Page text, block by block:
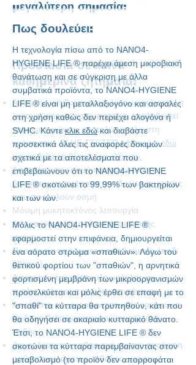
μεγαλύτερη σημασία:
Προστασία σε κοινά
καθημερινά ζητήματα:
Ασφαλής αντιβακτηριακή λειτουργικότητα - η
λειτουργικότητά του μπορεί να επαληθευτεί
χρησιμοποιώντας το πολύ εύκολο στη
χρήση του:BLUE TESTER κάντε κλικ εδώ
για να δείτε το βίντεο του ελέγχου.
Αποτρέπει την οσμή του σώματος: τα
βακτήρια μετατρέπουν τον ιδρώτα σε ουσίες
που προκαλούν οσμή
Μόνιμη μυκητοκτόνος λειτουργία
Απομακρύνει τα ακάρεα της οικιακής
σκόνης
Προστασία από μυκητιασική λοίμωξη (πόδι
αθλητή)
Αποτρέπει την ανάπτυξη μούχλας σε
γυαλιστερές και πορώδεις επιφάνειες
Αποτρέπει τις μικρο γρατσουνιές και μειώνει
τη ζημιά βελτιώνοντας τον συντελεστή
τριβής
Διευκολύνει τον καθαρισμό και την αφαίρεση
ασβεστοκονιάματος, αιθάλης, γράσου,
Πως δουλεύει:
Η τεχνολογία πίσω από το NANO4-
HYGIENE LIFE®παρέχει άμεση μικροβιακή
θανάτωση και σε σύγκριση με άλλα
συμβατικά προϊόντα, το NANO4-HYGIENE
LIFE®είναι μη μεταλλαξιογόνο και ασφαλές
στη χρήση καθώς δεν περιέχει αλογόνα ή
SVHC. Κάντεκλικ εδώκαι διαβάστε
προσεκτικά όλες τις αναφορές δοκιμών
σχετικά με τα αποτελέσματα που
επιβεβαιώνουν ότι το NANO4-HYGIENE
LIFE®σκοτώνει το 99,99% των βακτηρίων
και των ιών.
Μόλις το NANO4-HYGIENE LIFE®
εφαρμοστεί στην επιφάνεια, δημιουργείται
ένα αόρατο στρώμα «σπαθιών». Λόγω του
θετικού φορτίου των "σπαθιών", η αρνητικά
φορτισμένη μεμβράνη των μικροοργανισμών
προσελκύεται και μόλις έρθει σε επαφή με το
"σπαθί" τα κύτταρα θα τρυπηθούν, κάτι που
θα οδηγήσει σε ακαριαίο κυτταρικό θάνατο.
Έτσι, το NANO4-HYGIENE LIFE ® δεν
σκοτώνει τα κύτταρα παρεμβαίνοντας στον
μεταβολισμό (το προϊόν δεν απορροφάται